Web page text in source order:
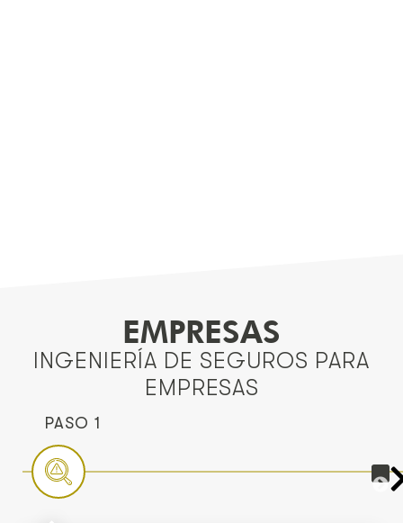
EMPRESAS
INGENIERÍA DE SEGUROS PARA
EMPRESAS
PASO 1